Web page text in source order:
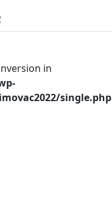
in
single.php